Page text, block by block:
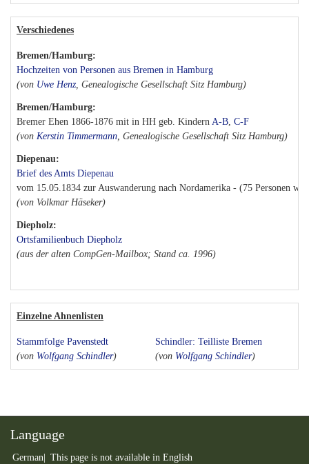
Verschiedenes
Bremen/Hamburg:
Hochzeiten von Personen aus Bremen in Hamburg
(von Uwe Henz, Genealogische Gesellschaft Sitz Hamburg)
Bremen/Hamburg:
Bremer Ehen 1866-1876 mit in HH geb. Kindern A-B, C-F
(von Kerstin Timmermann, Genealogische Gesellschaft Sitz Hamburg)
Diepenau:
Brief des Amts Diepenau
vom 15.05.1834 zur Auswanderung nach Nordamerika - (75 Personen
(von Volkmar Häseker)
Diepholz:
Ortsfamilienbuch Diepholz
(aus der alten CompGen-Mailbox; Stand ca. 1996)
Einzelne Ahnenlisten
Stammfolge Pavenstedt
(von Wolfgang Schindler)
Schindler: Teilliste Bremen
(von Wolfgang Schindler)
Language
German This page is not available in English